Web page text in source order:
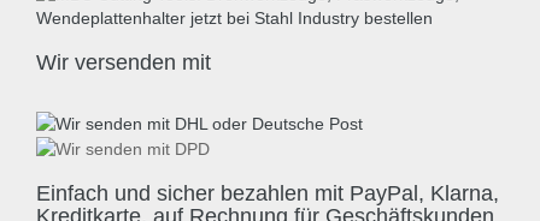
Wir versenden mit
Einfach und sicher bezahlen mit PayPal, Klarna,